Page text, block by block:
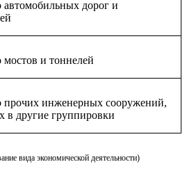
автомобильных дорог и
мостов и тоннелей
прочих инженерных сооружений,
в другие группировки
вида экономической деятельности)